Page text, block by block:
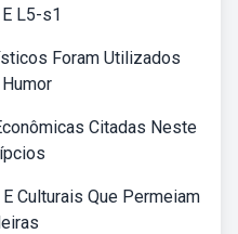
L5-s1
Foram Utilizados
Citadas Neste
Culturais Que Permeiam